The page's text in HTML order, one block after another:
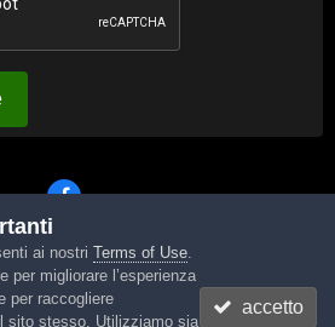
Contattaci Cookies
by Invision Community
ai nostri Terms of Use.
per migliorare l’esperienza
per raccogliere
sito stesso. Utilizziamo sia
accetto